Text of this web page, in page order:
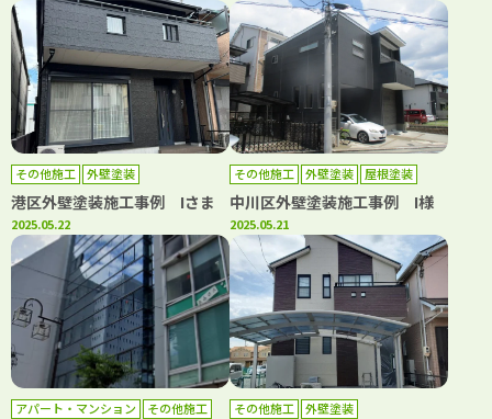
その他施工 外壁塗装
港区外壁塗装施工事例 Iさま
2025.05.22
その他施工 外壁塗装 屋根塗装
中川区外壁塗装施工事例 I様
2025.05.21
アパート・マンション
その他施工
その他施工 外壁塗装